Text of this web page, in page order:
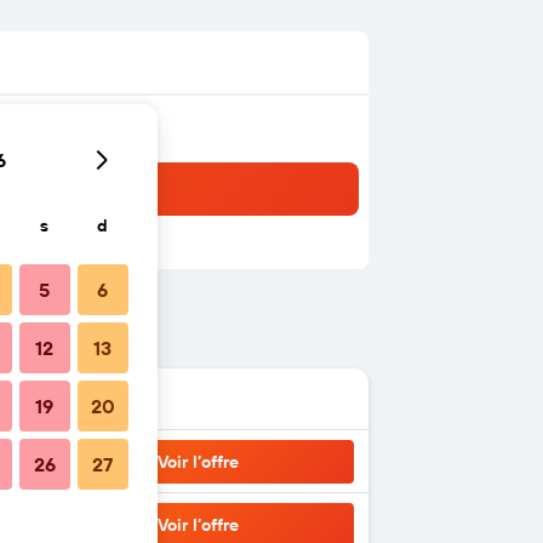
Voir l’offre
Voir l’offre
s d
5 6
12 13
19 20
26 27